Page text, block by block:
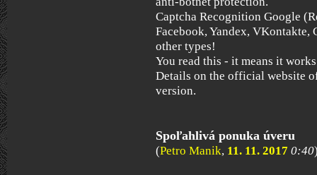
Captcha Recognition Google
Facebook, Yandex, VKontakte,
other types!
You read this - it means it
Details on the official website
version.
Spoľahlivá ponuka úveru
(Petro Manik, 11. 11. 2017 0:40